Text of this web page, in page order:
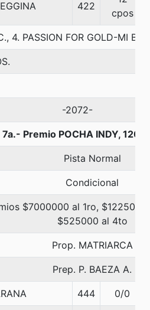
422
cpos
4. PASSION FOR GOLD-MI
-2072-
7a.- Premio POCHA INDY,
Pista Normal
Condicional
$7000000 al 1ro,
$525000 al 4to
Prop. MATRIARCA
Prep. P. BAEZA A.
444 0/0